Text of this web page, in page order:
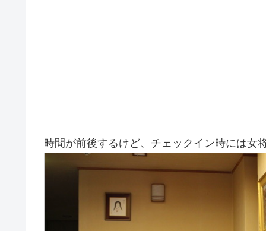
時間が前後するけど、チェックイン時には女